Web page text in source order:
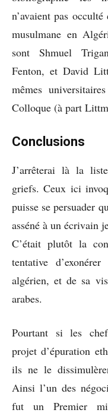
n’avaient pas
musulmane en
sont Shmuel
Fenton, et David
mêmes
Colloque (à part
Conclusions
J’arrêterai là la
griefs. Ceux ici
puisse se persuader
asséné à un écrivain
C’était plutôt la
tentative
algérien, et de sa
arabes.
Pourtant si les
projet d’épuration
ils ne le
Ainsi l’un des
fut un Premier